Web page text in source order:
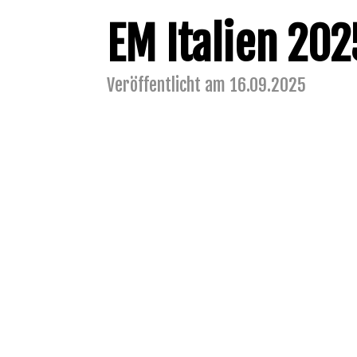
EM Italien
Veröffentlicht am 16.09.2025